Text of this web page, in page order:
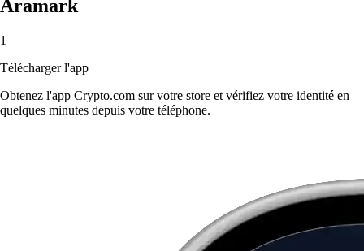
Aramark
1
Télécharger l'app
Obtenez l'app Crypto.com sur votre store et vérifiez votre identité en
quelques minutes depuis votre téléphone.